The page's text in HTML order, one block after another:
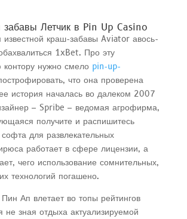
забавы Летчик в Pin Up Casino
известной краш-забавы Aviator авось-
1xBet. Про эту
контору нужно смело pin-up-
что она проверена
история началась во далеком 2007
– Spribe – ведомая агрофирма,
получите и распишитесь
софта для развлекательных
работает в сфере лицензии, а
чего использование сомнительных,
технологий погашено.
Ап влетает во топы рейтингов
не зная отдыха актуализируемой